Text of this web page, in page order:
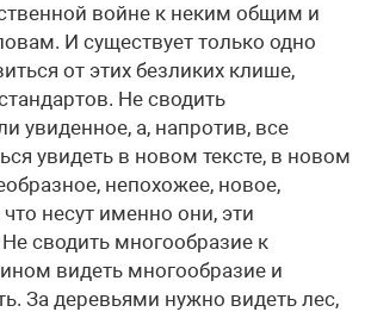
войне к неким общим и
И существует только одно
от этих безликих клише,
Не сводить
увиденное, а, напротив, все
увидеть в новом тексте, в новом
непохожее, новое,
несут именно они, эти
сводить многообразие к
видеть многообразие и
За деревьями нужно видеть лес,